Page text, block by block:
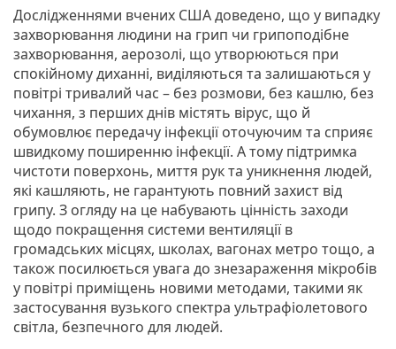
Дослідженнями вчених США доведено, що у випадку
захворювання людини на грип чи грипоподібне
захворювання, аерозолі, що утворюються при
спокійному диханні, виділяються та залишаються у
повітрі тривалий час – без розмови, без кашлю, без
чихання, з перших днів містять вірус, що й
обумовлює передачу інфекції оточуючим та сприяє
швидкому поширенню інфекції. А тому підтримка
чистоти поверхонь, миття рук та уникнення людей,
які кашляють, не гарантують повний захист від
грипу. З огляду на це набувають цінність заходи
щодо покращення системи вентиляції в
громадських місцях, школах, вагонах метро тощо, а
також посилюється увага до знезараження мікробів
у повітрі приміщень новими методами, такими як
застосування вузького спектра ультрафіолетового
світла, безпечного для людей.